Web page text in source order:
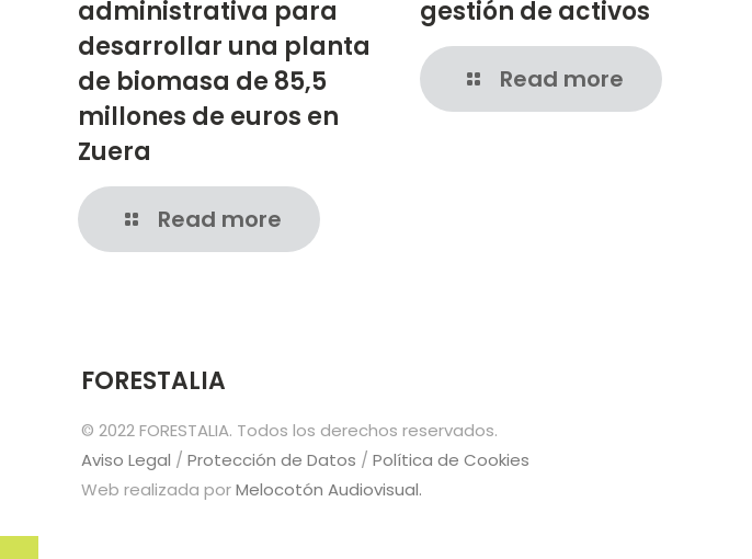
administrativa para
desarrollar una planta
de biomasa de 85,5
millones de euros en
Zuera
Read more
gestión de activos
Read more
FORESTALIA
© 2022 FORESTALIA. Todos los derechos reservados.
Aviso Legal /Protección de Datos /Política de Cookies
Web realizada porMelocotón Audiovisual.